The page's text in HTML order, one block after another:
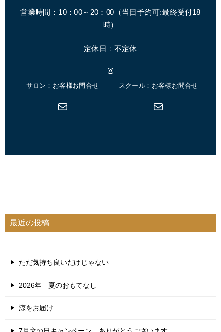
営業時間：10：00～20：00（当日予約可:最終受付18
時）
定休日：不定休
Instagram
サロン：お客様お問合せ
メール
スクール：お客様お問合せ
メール
最近の投稿
ただ気持ち良いだけじゃない
2026年 夏のおもてなし
涼をお届け